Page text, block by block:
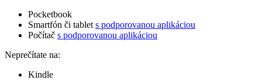
Pocketbook
Smartfón či tablet s podporovanou aplikáciou
Počítač s podporovanou aplikáciou
Neprečítate na:
Kindle